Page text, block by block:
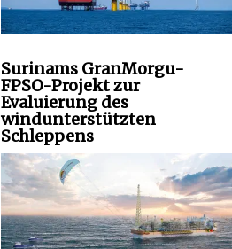
Surinams GranMorgu-
FPSO-Projekt zur
Evaluierung des
windunterstützten
Schleppens